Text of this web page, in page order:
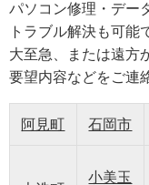
パソコン修理・デー
トラブル解決も可能
大至急、または遠方
要望内容などをご連
阿見町 石岡市
小美玉